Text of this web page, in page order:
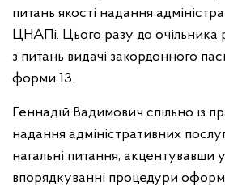
питань якості надання
ЦНАПі. Цього разу до очільника
з питань видачі закордонного
форми 13.
Геннадій Вадимович спільно із
надання адміністративних
нагальні питання, акцентувавши
впорядкуванні процедури